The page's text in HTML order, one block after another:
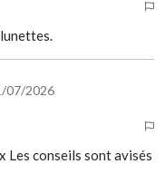
07/2026
Les conseils sont avisés